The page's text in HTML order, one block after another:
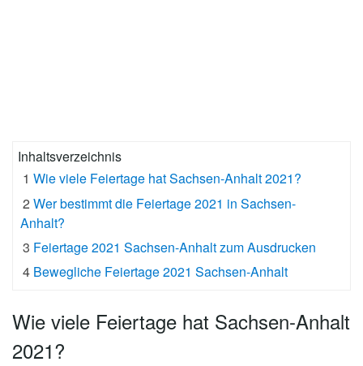
Inhaltsverzeichnis
1 Wie viele Feiertage hat Sachsen-Anhalt 2021?
2 Wer bestimmt die Feiertage 2021 in Sachsen-
Anhalt?
3 Feiertage 2021 Sachsen-Anhalt zum Ausdrucken
4 Bewegliche Feiertage 2021 Sachsen-Anhalt
Wie viele Feiertage hat Sachsen-Anhalt
2021?